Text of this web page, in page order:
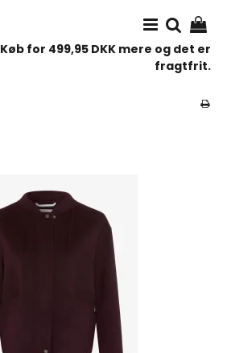
Køb for 499,95 DKK mere og det er
fragtfrit.